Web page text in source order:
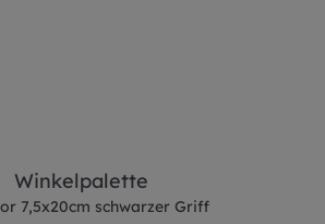
Winkelpalette
7,5x20cm schwarzer Griff